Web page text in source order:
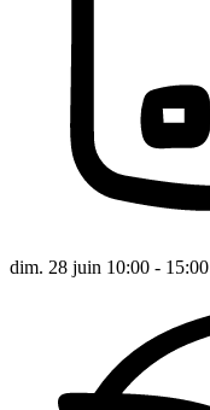
dim. 28 juin 10:00 - 15:00